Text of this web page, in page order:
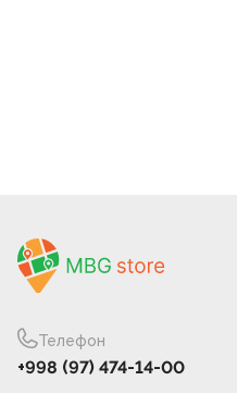
Телефон
+998 (97) 474-14-00